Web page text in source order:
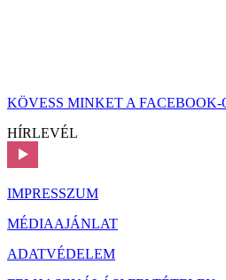
KÖVESS MINKET A FACEBOOK-
HÍRLEVÉL
IMPRESSZUM
MÉDIAAJÁNLAT
ADATVÉDELEM